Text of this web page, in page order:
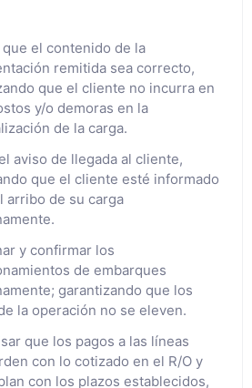
que el contenido de la
remitida sea correcto,
que el cliente no incurra en
y/o demoras en la
de la carga.
aviso de llegada al cliente,
que el cliente esté informado
arribo de su carga
y confirmar los
de embarques
garantizando que los
la operación no se eleven.
que los pagos a las líneas
con lo cotizado en el R/O y
con los plazos establecidos,